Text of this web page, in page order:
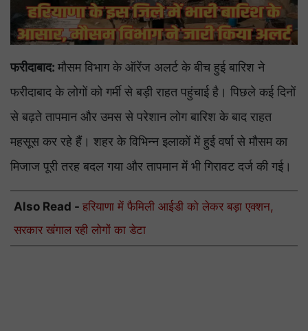
फरीदाबाद: मौसम विभाग के ऑरेंज अलर्ट के बीच हुई बारिश ने
फरीदाबाद के लोगों को गर्मी से बड़ी राहत पहुंचाई है। पिछले कई दिनों
से बढ़ते तापमान और उमस से परेशान लोग बारिश के बाद राहत
महसूस कर रहे हैं। शहर के विभिन्न इलाकों में हुई वर्षा से मौसम का
मिजाज पूरी तरह बदल गया और तापमान में भी गिरावट दर्ज की गई।
Also Read - हरियाणा में फैमिली आईडी को लेकर बड़ा एक्शन,
सरकार खंगाल रही लोगों का डेटा